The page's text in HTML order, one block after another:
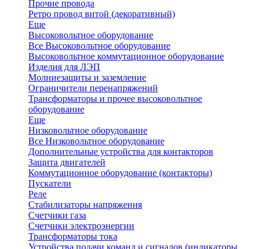
Прочие провода
Ретро провод витой (декоративный)
Еще
Высоковольтное оборудование
Все Высоковольтное оборудование
Высоковольтное коммутационное оборудование
Изделия для ЛЭП
Молниезащиты и заземление
Ограничители перенапряжений
Трансформаторы и прочее высоковольтное
оборудование
Еще
Низковольтное оборудование
Все Низковольтное оборудование
Дополнительные устройства для контакторов
Защита двигателей
Коммутационное оборудование (контакторы)
Пускатели
Реле
Стабилизаторы напряжения
Счетчики газа
Счетчики электроэнергии
Трансформаторы тока
Устройства подачи команд и сигналов (индикаторы,